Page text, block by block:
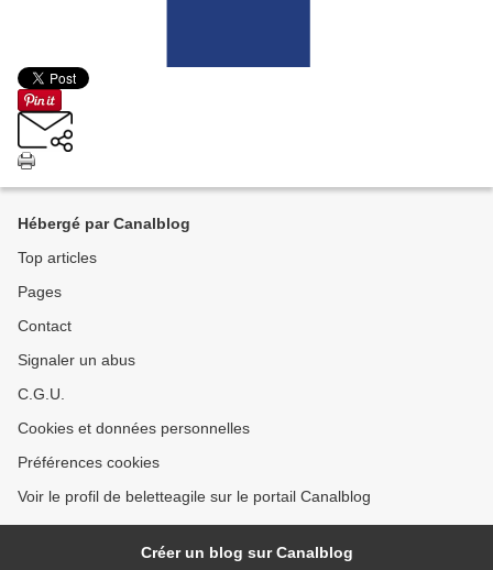
Hébergé par Canalblog
Top articles
Pages
Contact
Signaler un abus
C.G.U.
Cookies et données personnelles
Préférences cookies
Voir le profil de beletteagile sur le portail Canalblog
Créer un blog sur Canalblog